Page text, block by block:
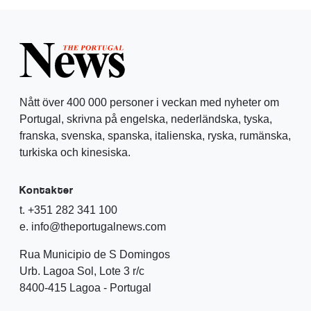
Nått över 400 000 personer i veckan med nyheter om
Portugal, skrivna på engelska, nederländska, tyska,
franska, svenska, spanska, italienska, ryska, rumänska,
turkiska och kinesiska.
Kontakter
t. +351 282 341 100
e. info@theportugalnews.com
Rua Municipio de S Domingos
Urb. Lagoa Sol, Lote 3 r/c
8400-415 Lagoa - Portugal